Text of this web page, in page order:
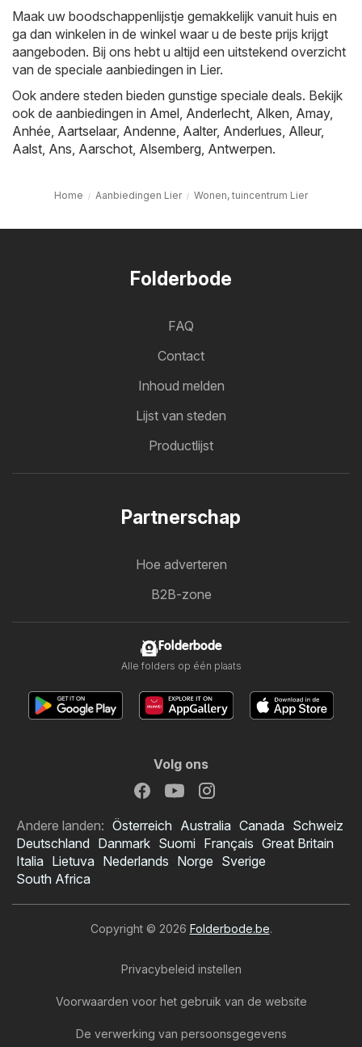
Maak uw boodschappenlijstje gemakkelijk vanuit huis en
ga dan winkelen in de winkel waar u de beste prijs krijgt
aangeboden. Bij ons hebt u altijd een uitstekend overzicht
van de speciale aanbiedingen in Lier.
Ook andere steden bieden gunstige speciale deals. Bekijk
ook de aanbiedingen in Amel, Anderlecht, Alken, Amay,
Anhée, Aartselaar, Andenne, Aalter, Anderlues, Alleur,
Aalst, Ans, Aarschot, Alsemberg, Antwerpen.
Home Aanbiedingen Lier Wonen, tuincentrum Lier
Folderbode
FAQ
Contact
Inhoud melden
Lijst van steden
Productlijst
Partnerschap
Hoe adverteren
B2B-zone
Folderbode
Alle folders op één plaats
Volg ons
Andere landen: Österreich Australia Canada Schweiz
Deutschland Danmark Suomi Français Great Britain
Italia Lietuva Nederlands Norge Sverige
South Africa
Copyright © 2026 Folderbode.be.
Privacybeleid instellen
Voorwaarden voor het gebruik van de website
De verwerking van persoonsgegevens